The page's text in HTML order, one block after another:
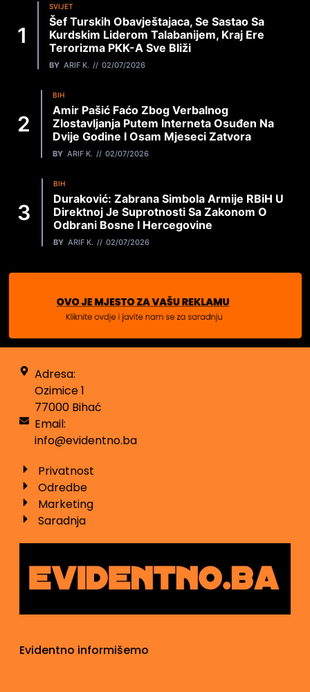
SVIJET
Šef Turskih Obavještajaca, Se Sastao Sa
Kurdskim Liderom Talabanijem, Kraj Ere
Terorizma PKK-A Sve Bliži
BY ARIF K. 02/07/2026
BIH
Amir Pašić Faćo Zbog Verbalnog
Zlostavljanja Putem Interneta Osuđen Na
Dvije Godine I Osam Mjeseci Zatvora
BY ARIF K. 02/07/2026
BIH
Duraković: Zabrana Simbola Armije RBiH U
Direktnoj Je Suprotnosti Sa Zakonom O
Odbrani Bosne I Hercegovine
BY ARIF K. 02/07/2026
Adresa:
Ozimice 1
77000 Bihać
Email:
info@evidentno.ba
Privatnost
Odredbe
Marketing
Saradnja
Evidentno informišemo